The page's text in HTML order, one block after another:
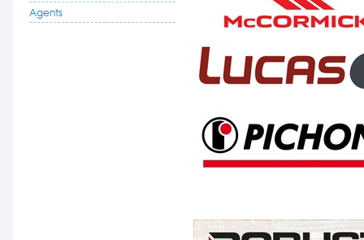
Agents